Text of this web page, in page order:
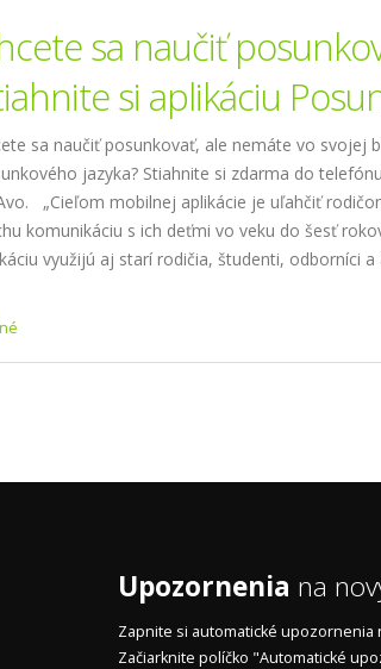
sa naučiť
si aplikáciu
sa naučiť posunkovať, ale nemáte vo svojej
jazyka? Stiahnite si zdarma do
„Cieľom mobilnej aplikácie je uľahčiť
komunikáciu s ich deťmi vo veku do šesť
využijú aj starí rodičia, študenti, odborníci a
Upozornenia na
Zapnite si automatické upozornenia
Začiarknite políčko "Automatické